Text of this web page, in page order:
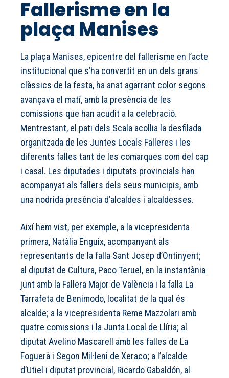
Fallerisme en la
plaça Manises
La plaça Manises, epicentre del fallerisme en l’acte
institucional que s’ha convertit en un dels grans
clàssics de la festa, ha anat agarrant color segons
avançava el matí, amb la presència de les
comissions que han acudit a la celebració.
Mentrestant, el pati dels Scala acollia la desfilada
organitzada de les Juntes Locals Falleres i les
diferents falles tant de les comarques com del cap
i casal. Les diputades i diputats provincials han
acompanyat als fallers dels seus municipis, amb
una nodrida presència d’alcaldes i alcaldesses.
Així hem vist, per exemple, a la vicepresidenta
primera, Natàlia Enguix, acompanyant als
representants de la falla Sant Josep d’Ontinyent;
al diputat de Cultura, Paco Teruel, en la instantània
junt amb la Fallera Major de València i la falla La
Tarrafeta de Benimodo, localitat de la qual és
alcalde; a la vicepresidenta Reme Mazzolari amb
quatre comissions i la Junta Local de Llíria; al
diputat Avelino Mascarell amb les falles de La
Foguerà i Segon Mil·leni de Xeraco; a l’alcalde
d’Utiel i diputat provincial, Ricardo Gabaldón, al